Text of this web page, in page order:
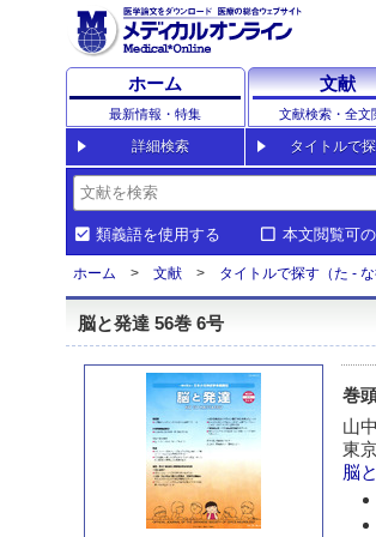
ホーム
最新情報・特集
文献
文献検索・全文
詳細検索 タイトルで
類義語を使用する 本文閲覧可
ホーム 文献 タイトルで探す（た - な
脳と発達 56巻 6号
巻
山
東
脳